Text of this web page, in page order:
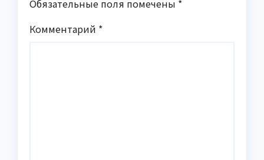
Обязательные поля помечены *
Комментарий *